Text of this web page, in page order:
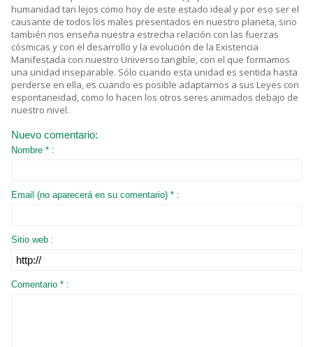
humanidad tan lejos como hoy de este estado ideal y por eso ser el
causante de todos los males presentados en nuestro planeta, sino
también nos enseña nuestra estrecha relación con las fuerzas
cósmicas y con el desarrollo y la evolución de la Existencia
Manifestada con nuestro Universo tangible, con el que formamos
una unidad inseparable. Sólo cuando esta unidad es sentida hasta
perderse en ella, es cuando es posible adaptarnos a sus Leyes con
espontaneidad, como lo hacen los otros seres animados debajo de
nuestro nivel.
Nuevo comentario:
Nombre * :
Email (no aparecerá en su comentario) * :
Sitio web :
Comentario * :